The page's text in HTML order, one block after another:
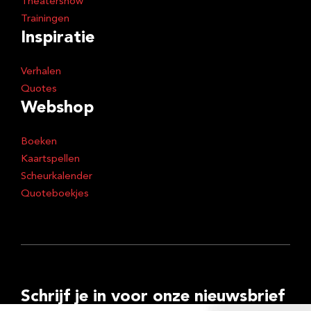
Trainingen
Inspiratie
Verhalen
Quotes
Webshop
Boeken
Kaartspellen
Scheurkalender
Quoteboekjes
Schrijf je in voor onze nieuwsbrief